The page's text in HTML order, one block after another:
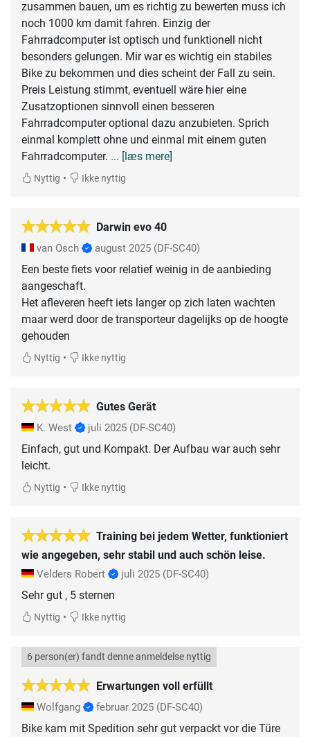
zusammen bauen, um es richtig zu bewerten muss ich
noch 1000 km damit fahren. Einzig der
Fahrradcomputer ist optisch und funktionell nicht
besonders gelungen. Mir war es wichtig ein stabiles
Bike zu bekommen und dies scheint der Fall zu sein.
Preis Leistung stimmt, eventuell wäre hier eine
Zusatzoptionen sinnvoll einen besseren
Fahrradcomputer optional dazu anzubieten. Sprich
einmal komplett ohne und einmal mit einem guten
Fahrradcomputer. ... [læs mere]
Nyttig • Ikke nyttig
Darwin evo 40
van Osch august 2025 (DF-SC40)
Een beste fiets voor relatief weinig in de aanbieding
aangeschaft.
Het afleveren heeft iets langer op zich laten wachten
maar werd door de transporteur dagelijks op de hoogte
gehouden
Nyttig • Ikke nyttig
Gutes Gerät
K. West juli 2025 (DF-SC40)
Einfach, gut und Kompakt. Der Aufbau war auch sehr
leicht.
Nyttig • Ikke nyttig
Training bei jedem Wetter, funktioniert
wie angegeben, sehr stabil und auch schön leise.
Velders Robert juli 2025 (DF-SC40)
Sehr gut , 5 sternen
Nyttig • Ikke nyttig
Erwartungen voll erfüllt
6 person(er) fandt denne anmeldelse nyttig
Wolfgang februar 2025 (DF-SC40)
Bike kam mit Spedition sehr gut verpackt vor die Türe